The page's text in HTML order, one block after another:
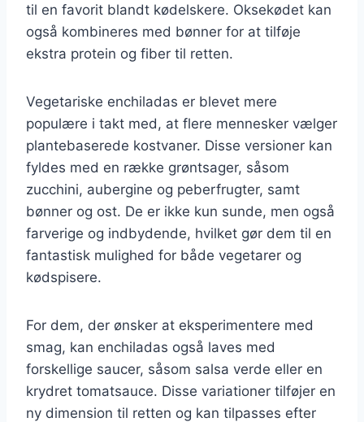
til en favorit blandt kødelskere. Oksekødet kan
også kombineres med bønner for at tilføje
ekstra protein og fiber til retten.
Vegetariske enchiladas er blevet mere
populære i takt med, at flere mennesker vælger
plantebaserede kostvaner. Disse versioner kan
fyldes med en række grøntsager, såsom
zucchini, aubergine og peberfrugter, samt
bønner og ost. De er ikke kun sunde, men også
farverige og indbydende, hvilket gør dem til en
fantastisk mulighed for både vegetarer og
kødspisere.
For dem, der ønsker at eksperimentere med
smag, kan enchiladas også laves med
forskellige saucer, såsom salsa verde eller en
krydret tomatsauce. Disse variationer tilføjer en
ny dimension til retten og kan tilpasses efter